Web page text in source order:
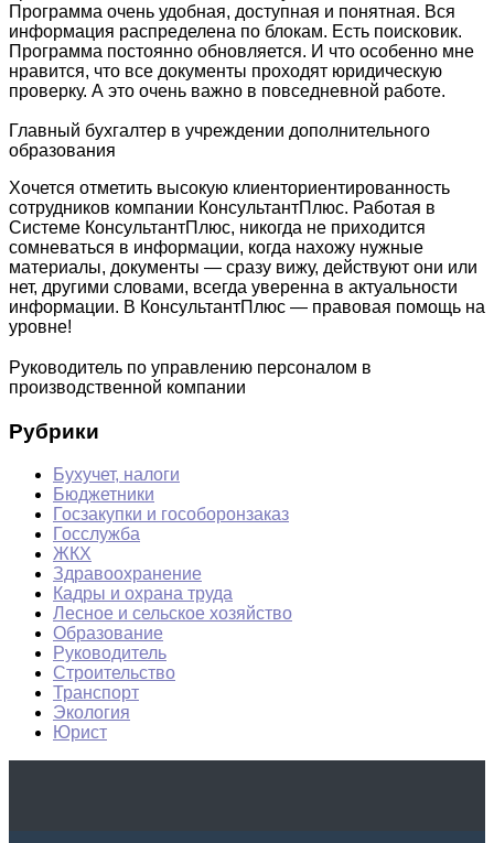
Программа очень удобная, доступная и понятная. Вся
информация распределена по блокам. Есть поисковик.
Программа постоянно обновляется. И что особенно мне
нравится, что все документы проходят юридическую
проверку. А это очень важно в повседневной работе.
Главный бухгалтер в учреждении дополнительного
образования
Хочется отметить высокую клиенториентированность
сотрудников компании КонсультантПлюс. Работая в
Системе КонсультантПлюс, никогда не приходится
сомневаться в информации, когда нахожу нужные
материалы, документы — сразу вижу, действуют они или
нет, другими словами, всегда уверенна в актуальности
информации. В КонсультантПлюс — правовая помощь на
уровне!
Руководитель по управлению персоналом в
производственной компании
Рубрики
Бухучет, налоги
Бюджетники
Госзакупки и гособоронзаказ
Госслужба
ЖКХ
Здравоохранение
Кадры и охрана труда
Лесное и сельское хозяйство
Образование
Руководитель
Строительство
Транспорт
Экология
Юрист